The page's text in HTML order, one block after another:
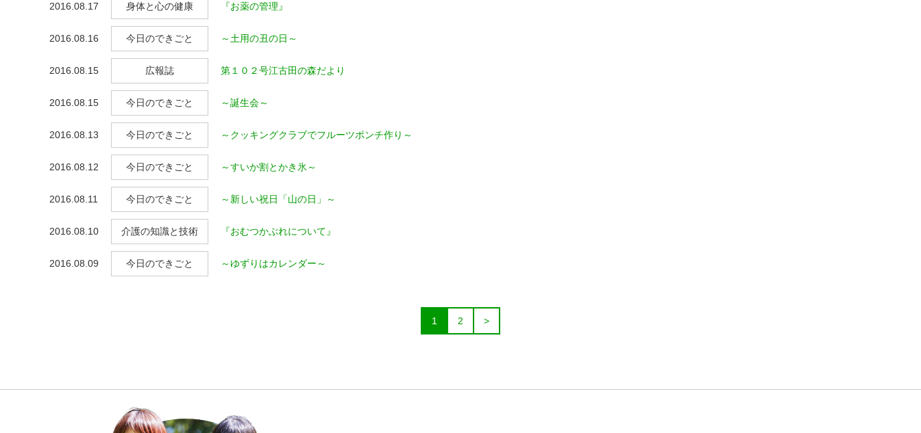
2016.08.17 身体と心の健康 『お薬の管理』
2016.08.16 今日のできごと ～土用の丑の日～
2016.08.15 広報誌 第１０２号江古田の森だより
2016.08.15 今日のできごと ～誕生会～
2016.08.13 今日のできごと ～クッキングクラブでフルーツポンチ作り～
2016.08.12 今日のできごと ～すいか割とかき氷～
2016.08.11 今日のできごと ～新しい祝日「山の日」～
2016.08.10 介護の知識と技術 『おむつかぶれについて』
2016.08.09 今日のできごと ～ゆずりはカレンダー～
1 2 >